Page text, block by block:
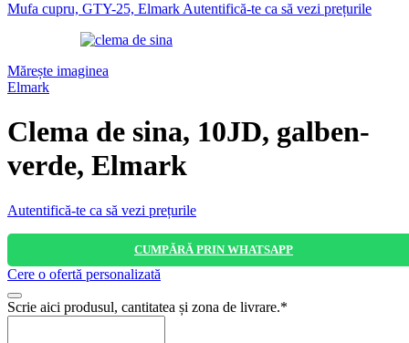
Mufa cupru, GTY-25, Elmark Autentifică-te ca să vezi prețurile
Mărește imaginea
Elmark
Clema de sina, 10JD, galben-
verde, Elmark
Autentifică-te ca să vezi prețurile
CUMPĂRĂ PRIN WHATSAPP
Cere o ofertă personalizată
Scrie aici produsul, cantitatea și zona de livrare.*